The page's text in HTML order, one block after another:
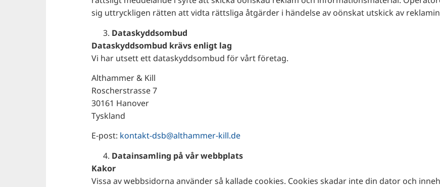
sig uttryckligen rätten att vidta rättsliga åtgärder i händelse av oönskat utskick av
Dataskyddsombud
Dataskyddsombud krävs enligt lag
Vi har utsett ett dataskyddsombud för vårt företag.
Althammer & Kill
Roscherstrasse 7
30161 Hanover
Tyskland
E-post: kontakt-dsb@althammer-kill.de
Datainsamling på vår webbplats
Kakor
Vissa av webbsidorna använder så kallade cookies. Cookies skadar inte din dator och